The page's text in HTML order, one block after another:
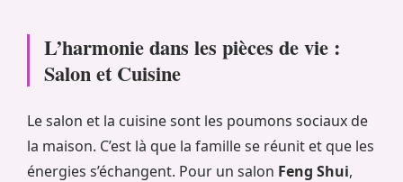
L’harmonie dans les pièces de vie :
Salon et Cuisine
Le salon et la cuisine sont les poumons sociaux de
la maison. C’est là que la famille se réunit et que les
énergies s’échangent. Pour un salon Feng Shui,